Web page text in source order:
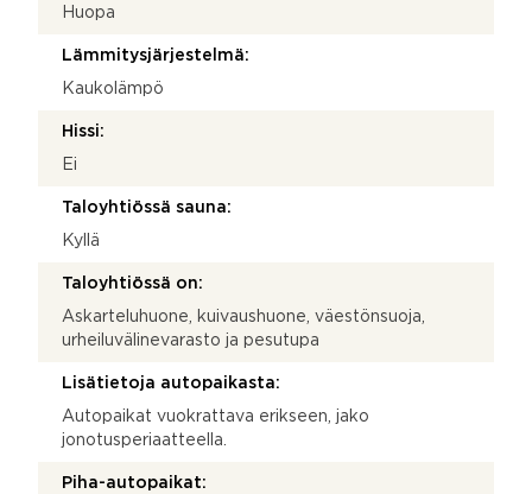
Huopa
Lämmitysjärjestelmä:
Kaukolämpö
Hissi:
Ei
Taloyhtiössä sauna:
Kyllä
Taloyhtiössä on:
Askarteluhuone, kuivaushuone, väestönsuoja,
urheiluvälinevarasto ja pesutupa
Lisätietoja autopaikasta:
Autopaikat vuokrattava erikseen, jako
jonotusperiaatteella.
Piha-autopaikat: